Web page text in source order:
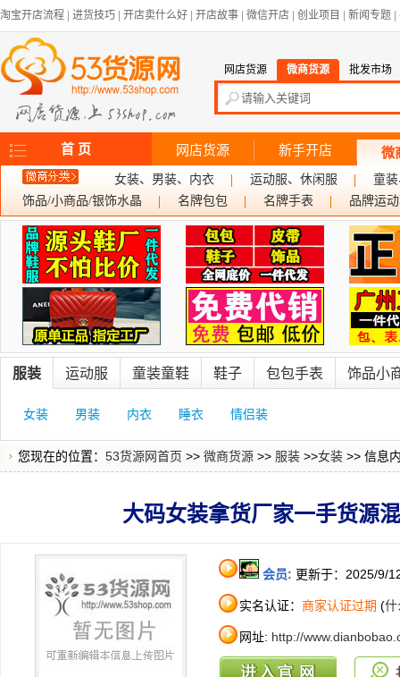
淘宝开店流程 进货技巧 开店卖什么好 开店故事 微信开店 创业项目 新闻专题
网店货源 微商货源 批发市场
首 页 网店货源 新手开店 微
女装、男装、内衣 运动服、休闲服
童
饰品/小商品/银饰水晶
名牌包包 名牌手表 品牌运
服装 运动服 童装童鞋 鞋子 包包手表 饰品小
女装 男装 内衣 睡衣 情侣装
您现在的位置： 53货源网首页 >> 微商货源 >> 服装 >>女装 >> 信息
大码女装拿货厂家一手货源
会员: 更新于：2025/9/
实名认证： 商家认证过期 (什
网址: http://